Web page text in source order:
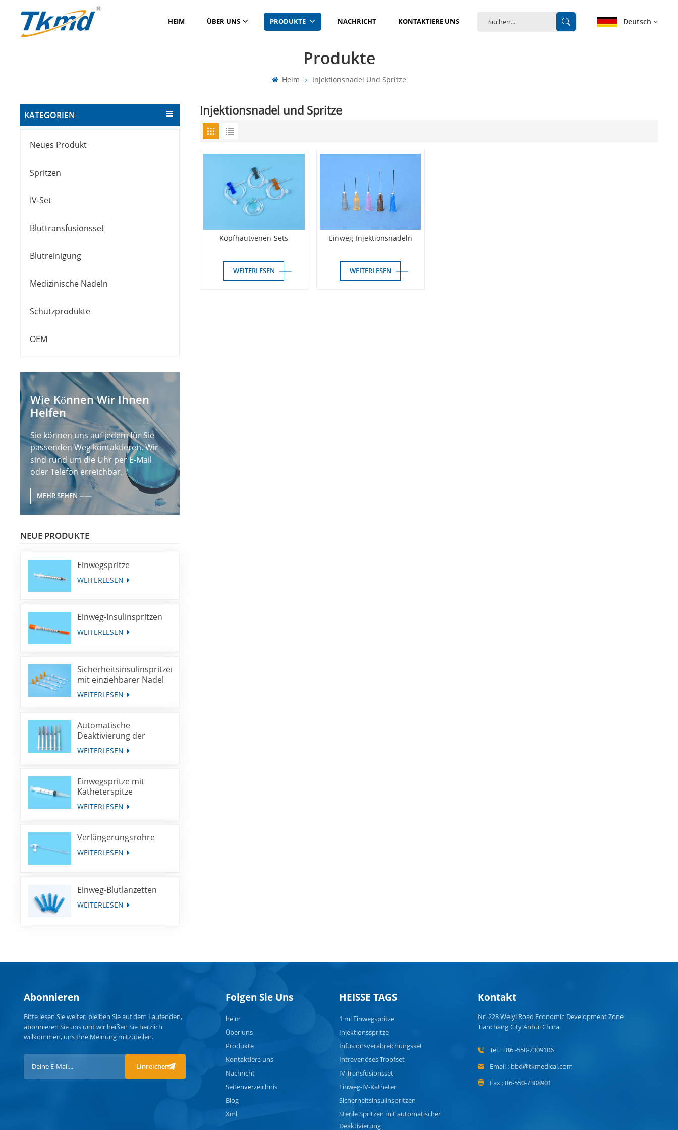
HEIM ÜBER UNS PRODUKTE NACHRICHT KONTAKTIERE UNS Deutsch
Produkte
Heim Injektionsnadel Und Spritze
KATEGORIEN
Neues Produkt
Spritzen
IV-Set
Bluttransfusionsset
Blutreinigung
Medizinische Nadeln
Schutzprodukte
OEM
Wie Können Wir Ihnen
Helfen
Sie können uns auf jedem für Sie
passenden Weg kontaktieren. Wir
sind rund um die Uhr per E-Mail
oder Telefon erreichbar.
MEHR SEHEN
NEUE PRODUKTE
Einwegspritze
WEITERLESEN
Einweg-Insulinspritzen
WEITERLESEN
Sicherheitsinsulinspritzen
mit einziehbarer Nadel
WEITERLESEN
Automatische
Deaktivierung der
Spritze für die
Immunisierung mit
WEITERLESEN
Einwegspritze mit
Katheterspitze
WEITERLESEN
Verlängerungsrohre
WEITERLESEN
Einweg-Blutlanzetten
WEITERLESEN
Injektionsnadel und Spritze
Kopfhautvenen-Sets
WEITERLESEN
Einweg-Injektionsnadeln
WEITERLESEN
Abonnieren
Bitte lesen Sie weiter, bleiben Sie auf dem Laufenden,
abonnieren Sie uns und wir heißen Sie herzlich
willkommen, uns Ihre Meinung mitzuteilen.
Einreichen
Folgen Sie Uns
heim
Über uns
Produkte
Kontaktiere uns
Nachricht
Seitenverzeichnis
Blog
Xml
HEISSE TAGS
1 ml Einwegspritze
Injektionsspritze
Infusionsverabreichungsset
Intravenöses Tropfset
IV-Transfusionsset
Einweg-IV-Katheter
Sicherheitsinsulinspritzen
Sterile Spritzen mit automatischer
Deaktivierung
Kontakt
Nr. 228 Weiyi Road Economic Development Zone
Tianchang City Anhui China
Tel : +86 -550-7309106
Email : bbd@tkmedical.com
Fax : 86-550-7308901